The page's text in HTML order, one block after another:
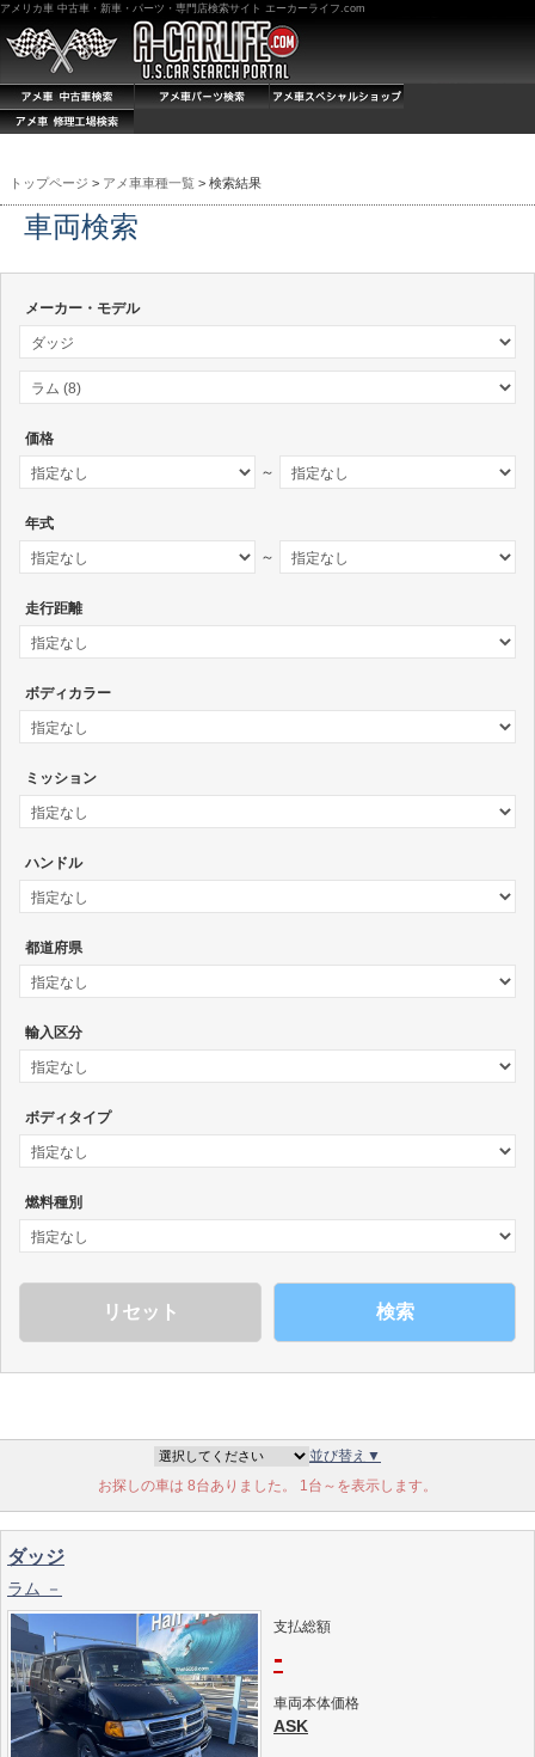
アメリカ車 中古車・新車・パーツ・専門店検索サイト エーカーライフ.com
トップページ > アメ車車種一覧 > 検索結果
車両検索
メーカー・モデル
価格
～
年式
～
走行距離
ボディカラー
ミッション
ハンドル
都道府県
輸入区分
ボディタイプ
燃料種別
検索
並び替え▼
お探しの車は 8台ありました。 1台～を表示します。
ダッジ
ラム －
支払総額
-
車両本体価格
ASK